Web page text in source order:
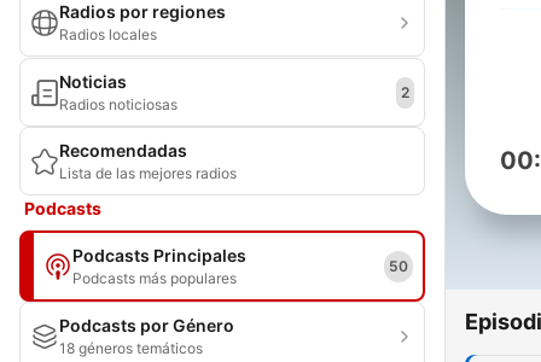
Radios por regiones
Radios locales
Noticias
Radios noticiosas
2
Recomendadas
Lista de las mejores radios
Podcasts
Podcasts Principales
Podcasts más populares
50
Podcasts por Género
18 géneros temáticos